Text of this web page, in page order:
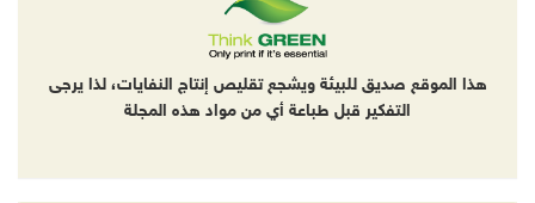
هذا الموقع صديق للبيئة ويشجع تقليص إنتاج النفايات، لذا يرجى
التفكير قبل طباعة أي من مواد هذه المجلة